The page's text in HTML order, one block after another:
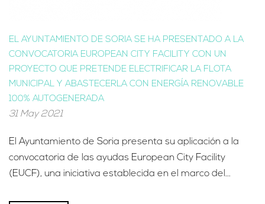
EL AYUNTAMIENTO DE SORIA SE HA PRESENTADO A LA
CONVOCATORIA EUROPEAN CITY FACILITY CON UN
PROYECTO QUE PRETENDE ELECTRIFICAR LA FLOTA
MUNICIPAL Y ABASTECERLA CON ENERGÍA RENOVABLE
100% AUTOGENERADA
31 May 2021
El Ayuntamiento de Soria presenta su aplicación a la
convocatoria de las ayudas European City Facility
(EUCF), una iniciativa establecida en el marco del...